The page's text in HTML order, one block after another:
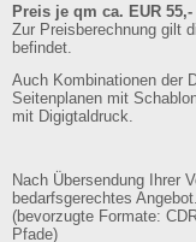
Preis je qm ca. EUR
Zur Preisberechnung gilt
befindet.
Auch Kombinationen der
Seitenplanen mit
mit Digigtaldruck.
Nach Übersendung Ihrer
bedarfsgerechtes Angebot.
(bevorzugte Formate:
Pfade)